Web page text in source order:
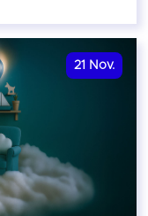
21 Nov.